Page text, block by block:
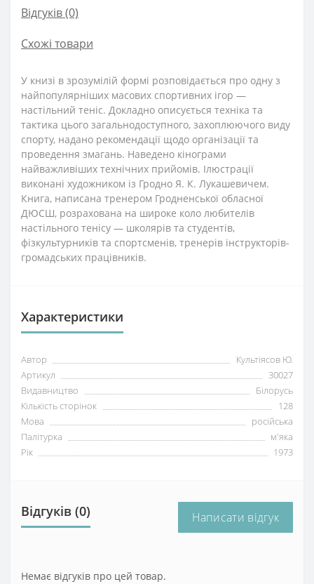
Відгуків (0)
Схожі товари
У книзі в зрозумілій формі розповідається про одну з
найпопулярніших масових спортивних ігор —
настільний теніс. Докладно описується техніка та
тактика цього загальнодоступного, захоплюючого виду
спорту, надано рекомендації щодо організації та
проведення змагань. Наведено кінограми
найважливіших технічних прийомів. Ілюстрації
виконані художником із Гродно Я. К. Лукашевичем.
Книга, написана тренером Гродненської обласної
ДЮСШ, розрахована на широке коло любителів
настільного тенісу — школярів та студентів,
фізкультурників та спортсменів, тренерів інструкторів-
громадських працівників.
Характеристики
Автор
Культіясов Ю.
Артикул
30027
Видавництво
Білорусь
Кількість сторінок
128
Мова
російська
Палітурка
м'яка
Рік
1973
Відгуків (0) Написати відгук
Немає відгуків про цей товар.